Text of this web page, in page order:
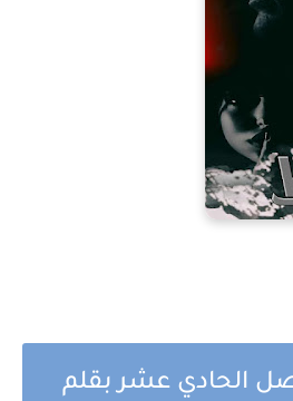
الحادي عشر بقلم